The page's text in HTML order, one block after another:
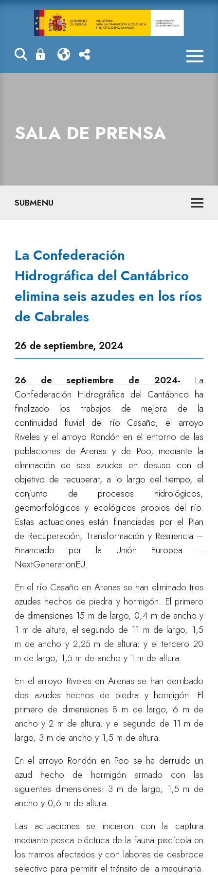
La
SALA DE PRENSA
SUBMENU
La Confederación
Hidrográfica del Cantábrico
elimina seis azudes en los ríos
de Cabrales
26 de septiembre, 2024
26 de septiembre de 2024-
La
Confederación Hidrográfica del Cantábrico ha
finalizado los trabajos de mejora de la
continuidad fluvial del río Casaño, el arroyo
Riveles y el arroyo Rondón en el entorno de las
poblaciones de Arenas y de Poo, mediante la
eliminación de seis azudes en desuso con el
objetivo de recuperar, a lo largo del tiempo, el
conjunto de procesos hidrológicos,
geomorfológicos y ecológicos propios del río.
Estas actuaciones están financiadas por el Plan
de Recuperación, Transformación y Resiliencia –
Financiado por la Unión Europea –
NextGenerationEU.
En el río Casaño en Arenas se han eliminado tres
azudes hechos de piedra y hormigón. El primero
de dimensiones 15 m de largo, 0,4 m de ancho y
1 m de altura; el segundo de 11 m de largo, 1,5
m de ancho y 2,25 m de altura; y el tercero 20
m de largo, 1,5 m de ancho y 1 m de altura.
En el arroyo Riveles en Arenas se han derribado
dos azudes hechos de piedra y hormigón. El
primero de dimensiones 8 m de largo, 6 m de
ancho y 2 m de altura; y el segundo de 11 m de
largo, 3 m de ancho y 1,5 m de altura.
En el arroyo Rondón en Poo se ha derruido un
azud hecho de hormigón armado con las
siguientes dimensiones: 3 m de largo, 1,5 m de
ancho y 0,6 m de altura.
Las actuaciones se iniciaron con la captura
mediante pesca eléctrica de la fauna piscícola en
los tramos afectados y con labores de desbroce
selectivo para permitir el tránsito de la maquinaria.